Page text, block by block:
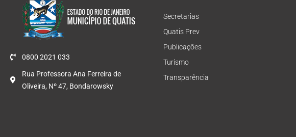
0800 2021 033
Rua Professora Ana Ferreira de
Oliveira, Nº 47, Bondarowsky
Secretarias
Quatis Prev
Publicações
Turismo
Transparência